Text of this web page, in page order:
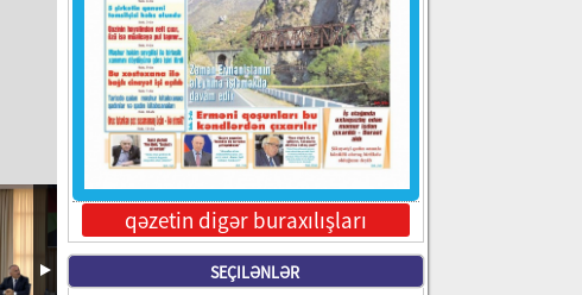
qəzetin digər buraxılışları
SEÇILƏNLƏR